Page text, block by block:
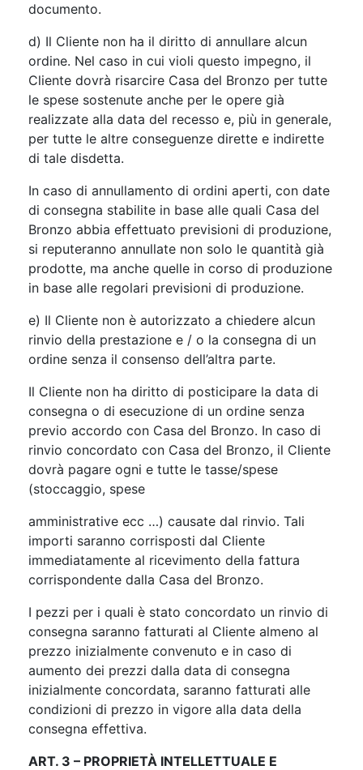
documento.
d) Il Cliente non ha il diritto di annullare alcun
ordine. Nel caso in cui violi questo impegno, il
Cliente dovrà risarcire Casa del Bronzo per tutte
le spese sostenute anche per le opere già
realizzate alla data del recesso e, più in generale,
per tutte le altre conseguenze dirette e indirette
di tale disdetta.
In caso di annullamento di ordini aperti, con date
di consegna stabilite in base alle quali Casa del
Bronzo abbia effettuato previsioni di produzione,
si reputeranno annullate non solo le quantità già
prodotte, ma anche quelle in corso di produzione
in base alle regolari previsioni di produzione.
e) Il Cliente non è autorizzato a chiedere alcun
rinvio della prestazione e / o la consegna di un
ordine senza il consenso dell’altra parte.
Il Cliente non ha diritto di posticipare la data di
consegna o di esecuzione di un ordine senza
previo accordo con Casa del Bronzo. In caso di
rinvio concordato con Casa del Bronzo, il Cliente
dovrà pagare ogni e tutte le tasse/spese
(stoccaggio, spese
amministrative ecc …) causate dal rinvio. Tali
importi saranno corrisposti dal Cliente
immediatamente al ricevimento della fattura
corrispondente dalla Casa del Bronzo.
I pezzi per i quali è stato concordato un rinvio di
consegna saranno fatturati al Cliente almeno al
prezzo inizialmente convenuto e in caso di
aumento dei prezzi dalla data di consegna
inizialmente concordata, saranno fatturati alle
condizioni di prezzo in vigore alla data della
consegna effettiva.
ART. 3 – PROPRIETÀ INTELLETTUALE E